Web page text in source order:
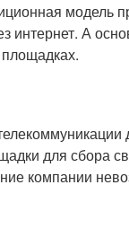
модель
интернет. А
для сбора
компании